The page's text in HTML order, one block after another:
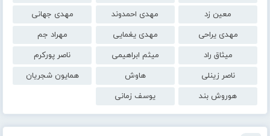
معین زد
مهدی احمدوند
مهدی جهانی
مهدی یراحی
مهدی یغمایی
مهراد جم
میثاق راد
میثم ابراهیمی
ناصر پورکرم
ناصر زینلی
هاوش
همایون شجریان
هوروش بند
یوسف زمانی